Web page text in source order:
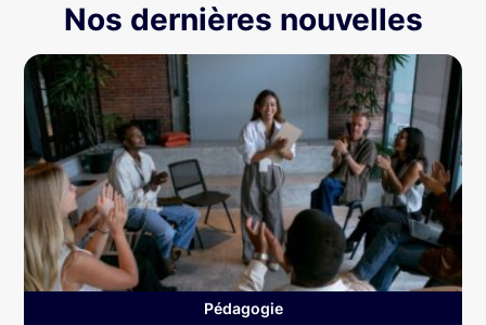
Nos dernières nouvelles
Pédagogie